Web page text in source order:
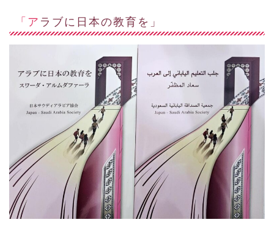
「アラブに日本の教育を」